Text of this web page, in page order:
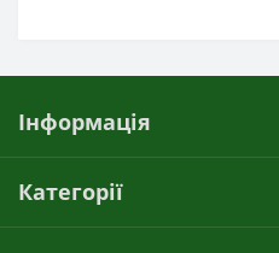
Інформація
Категорії